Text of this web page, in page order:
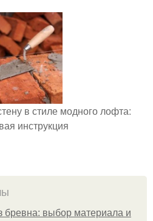
в стиле модного лофта:
инструкция
бревна: выбор материала и